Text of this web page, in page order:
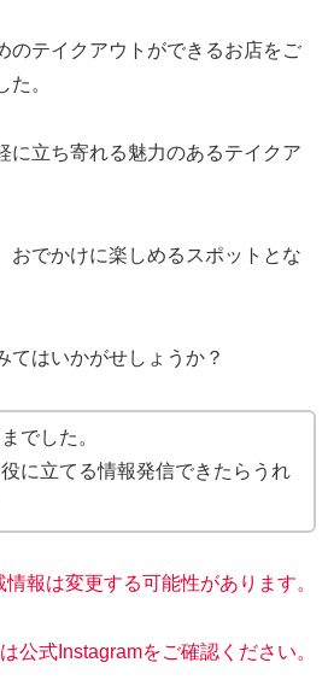
のテイクアウトができるお店をご
。
に立ち寄れる魅力のあるテイクア
おでかけに楽しめるスポットとな
てはいかがせしょうか？
でした。
に立てる情報発信できたらうれ
報は変更する可能性があります。
公式Instagramをご確認く ださい。